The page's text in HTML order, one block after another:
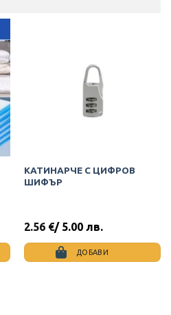
КАТИНАРЧЕ С ЦИФРОВ
ШИФЪР
2.56 €/ 5.00 лв.
ДОБАВИ